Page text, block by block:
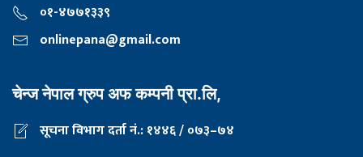
०१-४७७१३३९
onlinepana@gmail.com
चेन्ज नेपाल ग्रुप अफ कम्पनी प्रा.लि,
सूचना विभाग दर्ता नं.: १४४६ / ०७३–७४